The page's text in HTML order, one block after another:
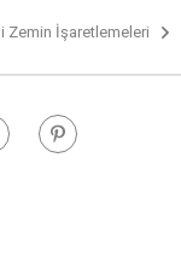
Zemin İşaretlemeleri